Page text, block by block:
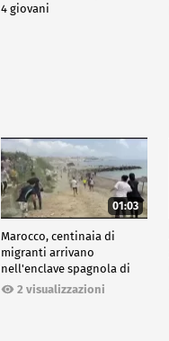
4 giovani
01:03
Marocco, centinaia di
migranti arrivano
nell'enclave spagnola di
Ceuta2 visualizzazioni